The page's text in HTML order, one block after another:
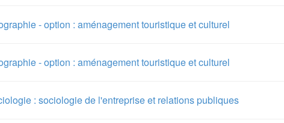
- option : aménagement touristique et culturel
- option : aménagement touristique et culturel
: sociologie de l'entreprise et relations publiques